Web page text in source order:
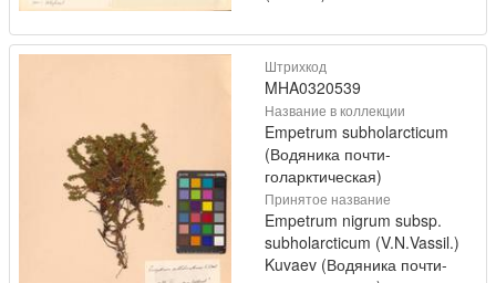
Штрихкод
MHA0320539
Название в коллекции
Empetrum subholarcticum
(Водяника почти-
голарктическая)
Принятое название
Empetrum nigrum subsp.
subholarcticum (V.N.Vassil.)
Kuvaev (Водяника почти-